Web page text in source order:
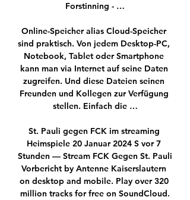
Forstinning - …
Online-Speicher alias Cloud-Speicher
sind praktisch. Von jedem Desktop-PC,
Notebook, Tablet oder Smartphone
kann man via Internet auf seine Daten
zugreifen. Und diese Dateien seinen
Freunden und Kollegen zur Verfügung
stellen. Einfach die …
St. Pauli gegen FCK im streaming
Heimspiele 20 Januar 2024 S vor 7
Stunden — Stream FCK Gegen St. Pauli
Vorbericht by Antenne Kaiserslautern
on desktop and mobile. Play over 320
million tracks for free on SoundCloud.